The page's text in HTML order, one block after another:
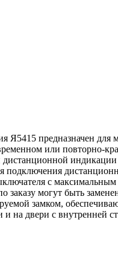
предназначен для
или повторно-
с
заказу могут быть
замком,
и на двери с внутренней